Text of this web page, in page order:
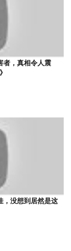
者，真相令人震
，没想到居然是这